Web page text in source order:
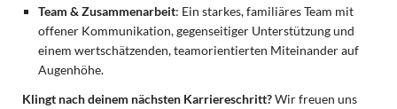
Team & Zusammenarbeit: Ein starkes, familiäres Team mit
offener Kommunikation, gegenseitiger Unterstützung und
einem wertschätzenden, teamorientierten Miteinander auf
Augenhöhe.
Klingt nach deinem nächsten Karriereschritt?Wir freuen uns